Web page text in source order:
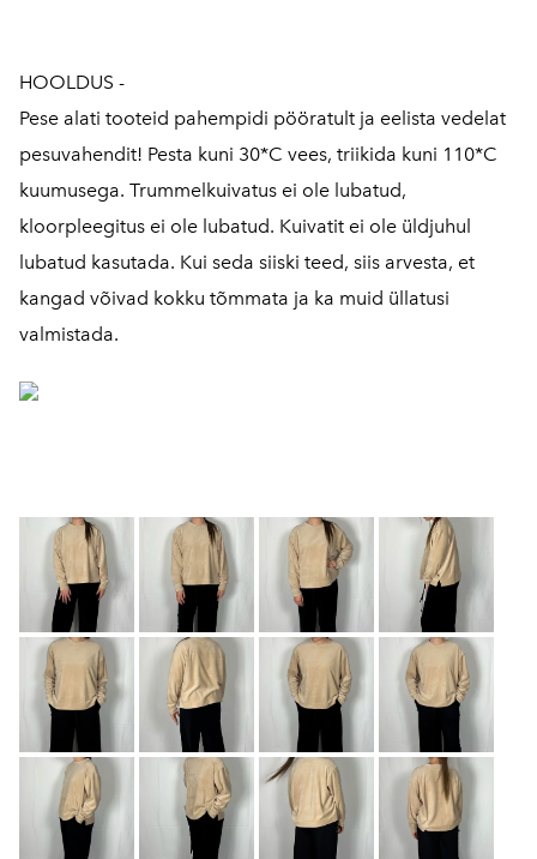
HOOLDUS -
Pese alati tooteid pahempidi pööratult ja eelista vedelat
pesuvahendit! Pesta kuni 30*C vees, triikida kuni 110*C
kuumusega. Trummelkuivatus ei ole lubatud,
kloorpleegitus ei ole lubatud. Kuivatit ei ole üldjuhul
lubatud kasutada. Kui seda siiski teed, siis arvesta, et
kangad võivad kokku tõmmata ja ka muid üllatusi
valmistada.